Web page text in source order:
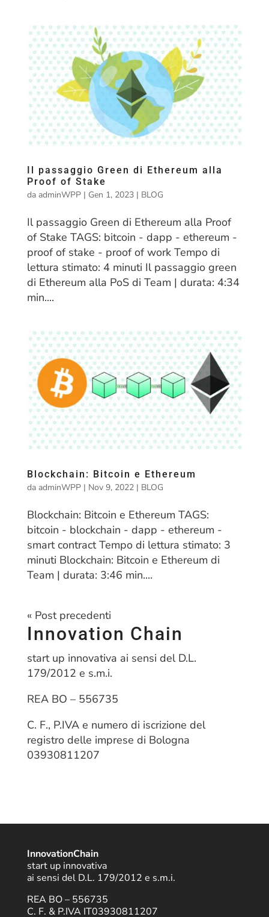
Il passaggio Green di Ethereum alla
Proof of Stake
da adminWPP| Gen 1, 2023| BLOG
Il passaggio Green di Ethereum alla Proof
of Stake TAGS: bitcoin - dapp - ethereum -
proof of stake - proof of work Tempo di
lettura stimato: 4 minuti Il passaggio green
di Ethereum alla PoS di Team | durata: 4:34
min....
Blockchain: Bitcoin e Ethereum
da adminWPP| Nov 9, 2022| BLOG
Blockchain: Bitcoin e Ethereum TAGS:
bitcoin - blockchain - dapp - ethereum -
smart contract Tempo di lettura stimato: 3
minuti Blockchain: Bitcoin e Ethereum di
Team | durata: 3:46 min....
« Post precedenti
Innovation Chain
start up innovativa ai sensi del D.L.
179/2012 e s.m.i.
REA BO – 556735
C. F., P.IVA e numero di iscrizione del
registro delle imprese di Bologna
03930811207
InnovationChain
start up innovativa
ai sensi del D.L. 179/2012 e s.m.i.
REA BO – 556735
C. F. & P.IVA IT03930811207